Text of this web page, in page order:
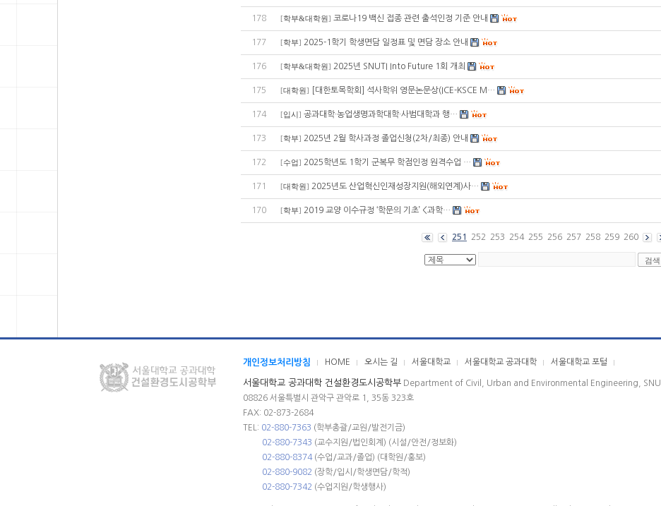
178 [학부&대학원] 코로나19 백신 접종 관련 출석인정 기준 안내
177 [학부] 2025-1학기 학생면담 일정표 및 면담 장소 안내
176 [학부&대학원] 2025년 SNUTI Into Future 1회 개최
175 [대학원] [대한토목학회] 석사학위 영문논문상(ICE-KSCE M…
174 [입시 ] 공과대학·농업생명과학대학·사범대학과 행…
173 [학부] 2025년 2월 학사과정 졸업신청(2차/최종) 안내
172 [수업] 2025학년도 1학기 군복무 학점인정 원격수업 …
171 [대학원] 2025년도 산업혁신인재성장지원(해외연계)사…
170 [학부] 2019 교양 이수규정 ‘학문의 기초’ <과학…
251 252 253 254 255 256 257 258 259 260
개인정보처리방침 HOME 오시는 길 서울대학교 서울대학교 공과대학 서울대학교 포털
서울대학교 공과대학 건설환경도시공학부 Department of Civil, Urban and Environmental Engineering, SNU
08826 서울특별시 관악구 관악로 1, 35동 323호
FAX: 02-873-2684
TEL: 02-880-7363 (학부총괄/교원/발전기금)
02-880-7343 (교수지원/법인회계) (시설/안전/정보화)
02-880-8374(수업/교과/졸업) (대학원/홍보)
02-880-9082 (장학/입시/학생면담/학적)
02-880-7342 (수업지원/학생행사)